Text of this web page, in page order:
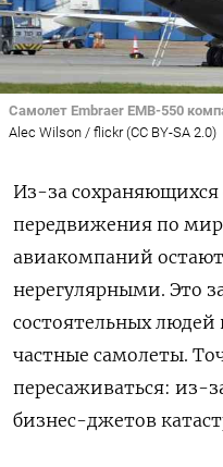
Самолет Embraer EMB-550
Alec Wilson / flickr (CC BY-SA 2.0)
Из-за
передвижения по
авиакомпаний
нерегулярными. Это
состоятельных людей
частные самолеты.
пересаживаться: из-
бизнес-джетов